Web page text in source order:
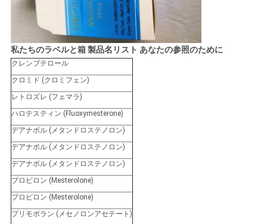
私たちのラベルと箱 製品名リスト あなたの参照のために
クレンブテロール
クロミド (クロミフェン)
レトロズレ (フェマラ)
ハロテスティン (Fluoxymesterone)
デアナボル (メタンドロステノロン)
デアナボル (メタンドロステノロン)
デアナボル (メタンドロステノロン)
プロビロン (Mesterolone)
プロビロン (Mesterolone)
プリモボラン (メセノロンアセテート)